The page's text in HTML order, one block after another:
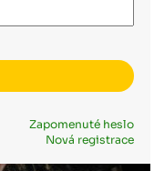
Zapomenuté heslo
Nová registrace